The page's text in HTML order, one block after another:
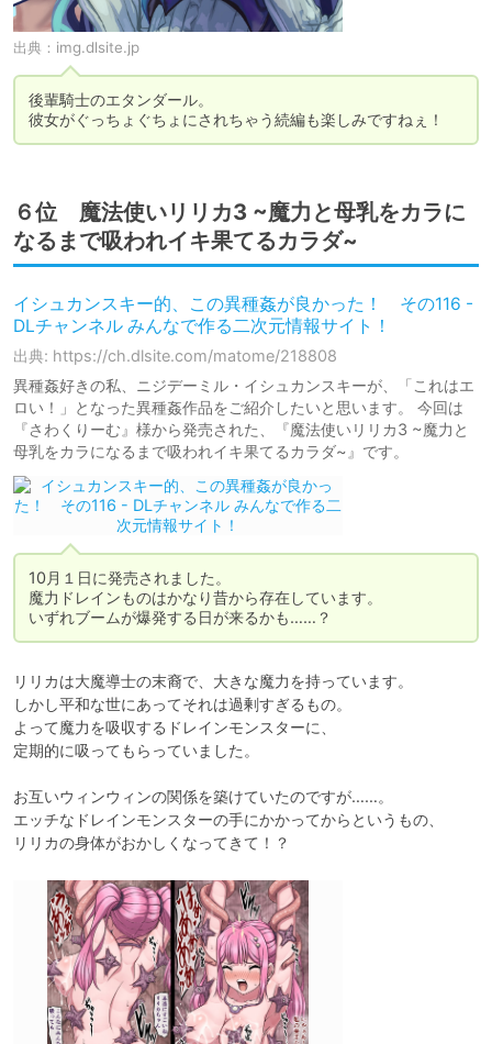
出典： img.dlsite.jp
後輩騎士のエタンダール。
彼女がぐっちょぐちょにされちゃう続編も楽しみですねぇ！
６位 魔法使いリリカ3 ~魔力と母乳をカラに
なるまで吸われイキ果てるカラダ~
イシュカンスキー的、この異種姦が良かった！ その116 -
DLチャンネル みんなで作る二次元情報サイト！
出典: https://ch.dlsite.com/matome/218808
異種姦好きの私、ニジデーミル・イシュカンスキーが、「これはエ
ロい！」となった異種姦作品をご紹介したいと思います。 今回は
『さわくりーむ』様から発売された、『魔法使いリリカ3 ~魔力と
母乳をカラになるまで吸われイキ果てるカラダ~』です。
10月１日に発売されました。
魔力ドレインものはかなり昔から存在しています。
いずれブームが爆発する日が来るかも……？
リリカは大魔導士の末裔で、大きな魔力を持っています。
しかし平和な世にあってそれは過剰すぎるもの。
よって魔力を吸収するドレインモンスターに、
定期的に吸ってもらっていました。
お互いウィンウィンの関係を築けていたのですが……。
エッチなドレインモンスターの手にかかってからというもの、
リリカの身体がおかしくなってきて！？